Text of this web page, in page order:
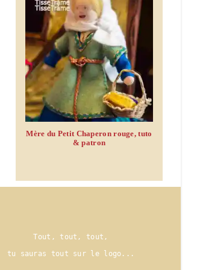
Mère du Petit Chaperon rouge, tuto
& patron
Tout, tout, tout,
tu sauras tout sur le logo.. .